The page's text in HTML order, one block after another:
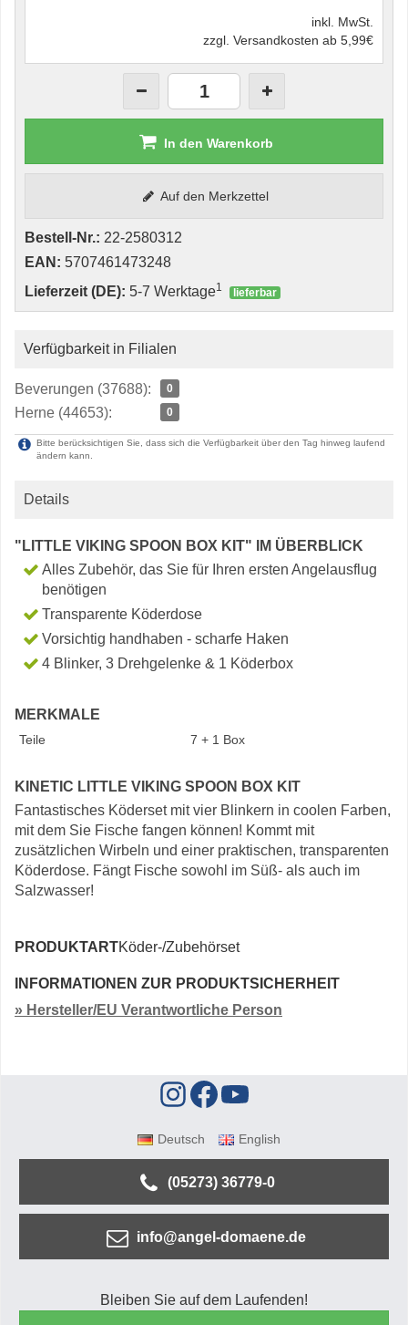
inkl. MwSt.
zzgl. Versandkosten ab 5,99€
In den Warenkorb
Auf den Merkzettel
Bestell-Nr.: 22-2580312
EAN: 5707461473248
Lieferzeit (DE): 5-7 Werktage1 lieferbar
Verfügbarkeit in Filialen
Beverungen (37688): 0
Herne (44653): 0
Bitte berücksichtigen Sie, dass sich die Verfügbarkeit über den Tag hinweg laufend
ändern kann.
Details
"LITTLE VIKING SPOON BOX KIT" IM ÜBERBLICK
Alles Zubehör, das Sie für Ihren ersten Angelausflug
benötigen
Transparente Köderdose
Vorsichtig handhaben - scharfe Haken
4 Blinker, 3 Drehgelenke & 1 Köderbox
MERKMALE
Teile 7 + 1 Box
KINETIC LITTLE VIKING SPOON BOX KIT
Fantastisches Köderset mit vier Blinkern in coolen Farben,
mit dem Sie Fische fangen können! Kommt mit
zusätzlichen Wirbeln und einer praktischen, transparenten
Köderdose. Fängt Fische sowohl im Süß- als auch im
Salzwasser!
PRODUKTARTKöder-/Zubehörset
INFORMATIONEN ZUR PRODUKTSICHERHEIT
» Hersteller/EU Verantwortliche Person
Deutsch English
(05273) 36779-0
info@angel-domaene.de
Bleiben Sie auf dem Laufenden!